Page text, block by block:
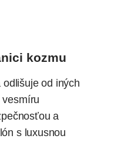
kozmu
od iných
vesmíru
a
s luxusnou